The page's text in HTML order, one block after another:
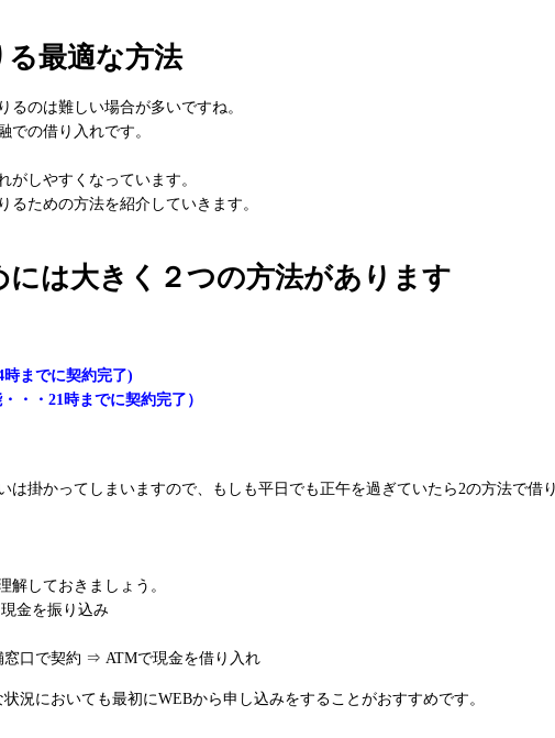
最適な方法
のは難しい場合が多いですね。
での借り入れです。
しやすくなっています。
ための方法を紹介していきます。
は大きく２つの方法があります
までに契約完了)
・・21時までに契約完了）
掛かってしまいますので、もしも平日でも正午を過ぎていたら2の方法で借
解しておきましょう。
金を振り込み
口で契約 ⇒ ATMで現金を借り入れ
況においても最初にWEBから申し込みをすることがおすすめです。